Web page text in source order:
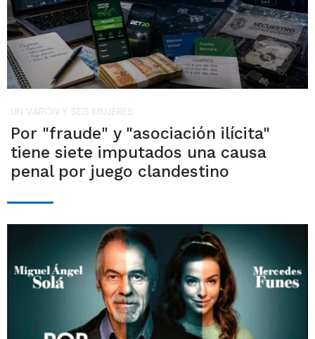
UN VARÓN Y SEIS MUJERES
Por "fraude" y "asociación ilícita"
tiene siete imputados una causa
penal por juego clandestino